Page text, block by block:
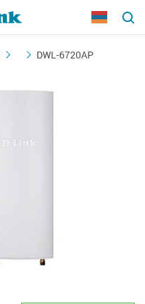
DWL-6720AP